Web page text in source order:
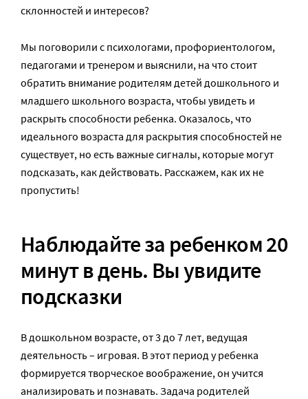
склонностей и интересов?
Мы поговорили с психологами, профориентологом,
педагогами и тренером и выяснили, на что стоит
обратить внимание родителям детей дошкольного и
младшего школьного возраста, чтобы увидеть и
раскрыть способности ребенка. Оказалось, что
идеального возраста для раскрытия способностей не
существует, но есть важные сигналы, которые могут
подсказать, как действовать. Расскажем, как их не
пропустить!
Наблюдайте за ребенком 20
минут в день. Вы увидите
подсказки
В дошкольном возрасте, от 3 до 7 лет, ведущая
деятельность – игровая. В этот период у ребенка
формируется творческое воображение, он учится
анализировать и познавать. Задача родителей